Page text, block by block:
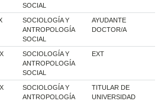
SOCIAL
SOCIOLOGÍA Y
ANTROPOLOGÍA
SOCIAL
AYUDANTE
DOCTOR/A
SOCIOLOGÍA Y
ANTROPOLOGÍA
SOCIAL
EXT
SOCIOLOGÍA Y
ANTROPOLOGÍA
TITULAR DE
UNIVERSIDAD